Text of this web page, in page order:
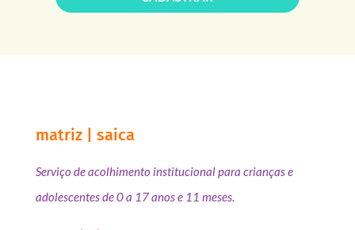
matriz | saica
Serviço de acolhimento institucional para crianças e
adolescentes de 0 a 17 anos e 11 meses.